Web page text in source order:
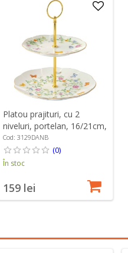
Platou prajituri, cu 2
niveluri, portelan, 16/21cm,
"Dancing Butterflies" -
Easy Life
Cod: 3129DANB
(0)
În stoc
159 lei